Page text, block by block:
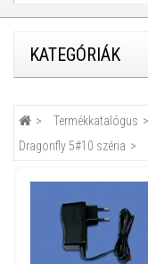
KATEGÓRIÁK
Termékkatalógus
Dragonfly 5#10 széria